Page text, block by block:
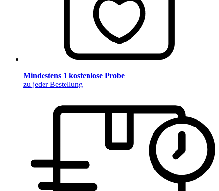
Mindestens 1 kostenlose Probe
zu jeder Bestellung